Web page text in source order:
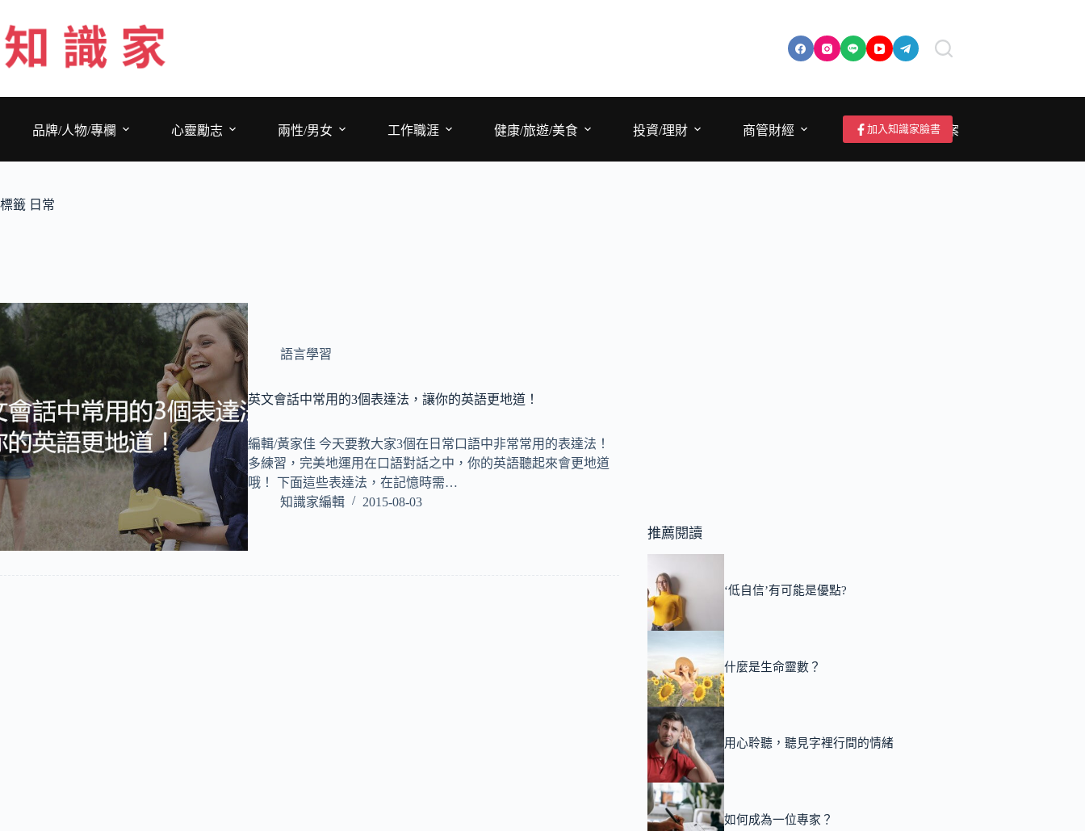
至
主
要
品牌/人物/專欄
心靈勵志 兩性/男女 工作職涯 健康/旅遊/美食 投資/理財 商管財經 成為作者/投稿/提案
加入知識家臉書
標籤 日常
語言學習
英文會話中常用的3個表達法，讓你的英語更地道！
編輯/黃家佳 今天要教大家3個在日常口語中非常常用的表達法！
多練習，完美地運用在口語對話之中，你的英語聽起來會更地道
哦！ 下面這些表達法，在記憶時需…
知識家編輯
2015-08-03
推薦閱讀
‘低自信’有可能是優點?
什麼是生命靈數？
用心聆聽，聽見字裡行間的情緒
如何成為一位專家？